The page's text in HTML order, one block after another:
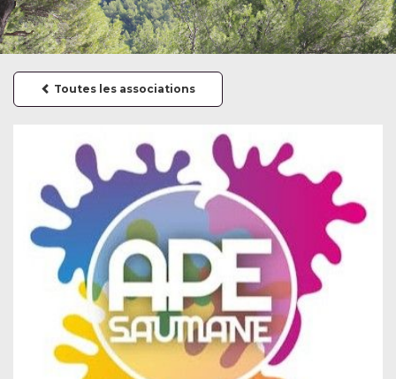
Toutes les associations